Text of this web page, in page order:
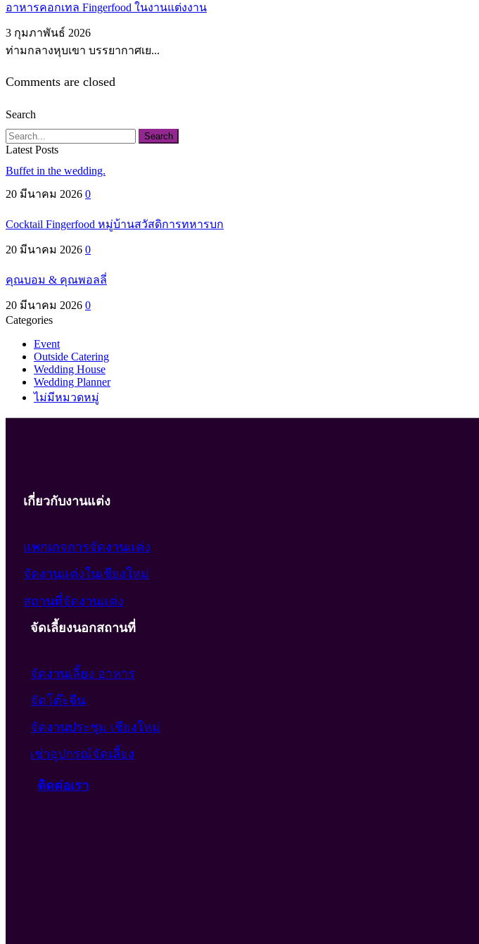
อาหารคอกเทล Fingerfood ในงานแต่งงาน
3 กุมภาพันธ์ 2026
ท่ามกลางหุบเขา บรรยากาศเย...
Comments are closed
Search
Search
Latest Posts
Buffet in the wedding.
20 มีนาคม 2026 0
Cocktail Fingerfood หมู่บ้านสวัสดิการทหารบก
20 มีนาคม 2026 0
คุณบอม & คุณพอลลี่
20 มีนาคม 2026 0
Categories
Event
Outside Catering
Wedding House
Wedding Planner
ไม่มีหมวดหมู่
เกี่ยวกับงานแต่ง
แพกเกจการจัดงานแต่ง
จัดงานแต่งในเชียงใหม่
สถานที่จัดงานแต่ง
จัดเลี้ยงนอกสถานที่
จัดงานเลี้ยง อาหาร
จัดโต๊ะจีน
จัดงานประชุม เชียงใหม่
เช่าอุปกรณ์จัดเลี้ยง
ติดต่อเรา